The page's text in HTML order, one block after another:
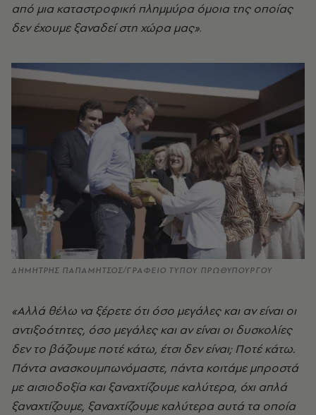
από μια καταστροφική πλημμύρα όμοια της οποίας
δεν έχουμε ξαναδεί στη χώρα μας».
ΔΗΜΗΤΡΗΣ ΠΑΠΑΜΗΤΣΟΣ/ΓΡΑΦΕΙΟ ΤΥΠΟΥ ΠΡΩΘΥΠΟΥΡΓΟΥ
«Αλλά θέλω να ξέρετε ότι όσο μεγάλες και αν είναι οι
αντιξοότητες, όσο μεγάλες και αν είναι οι δυσκολίες
δεν το βάζουμε ποτέ κάτω, έτσι δεν είναι; Ποτέ κάτω.
Πάντα ανασκουμπωνόμαστε, πάντα κοιτάμε μπροστά
με αισιοδοξία και ξαναχτίζουμε καλύτερα, όχι απλά
ξαναχτίζουμε, ξαναχτίζουμε καλύτερα αυτά τα οποία